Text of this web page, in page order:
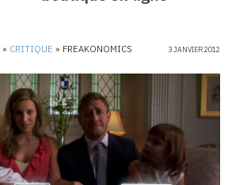
» CRITIQUE » FREAKONOMICS 3 JANVIER 2012